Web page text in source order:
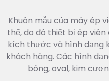
Khuôn mẫu của máy ép
thế, do đó thiết bị ép
kích thước và hình dạng
khách hàng. Các hình
bóng, oval, kim